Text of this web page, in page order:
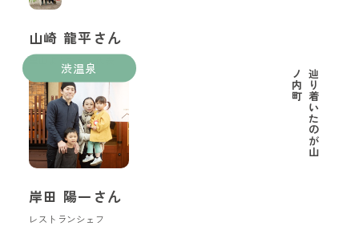
山崎 龍平さん
里山ようちえん代表
渋温泉
辿
り
着
い
た
の
が
山
ノ
内
町
岸田 陽一さん
レストランシェフ